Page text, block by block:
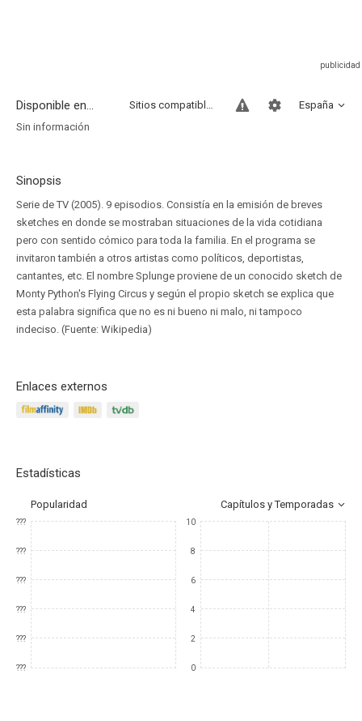
Disponible en... España
Sitios compatibles
Sin información
Sinopsis
Serie de TV (2005). 9 episodios. Consistía en la emisión de breves
sketches en donde se mostraban situaciones de la vida cotidiana
pero con sentido cómico para toda la familia. En el programa se
invitaron también a otros artistas como políticos, deportistas,
cantantes, etc. El nombre Splunge proviene de un conocido sketch de
Monty Python's Flying Circus y según el propio sketch se explica que
esta palabra significa que no es ni bueno ni malo, ni tampoco
indeciso. (Fuente: Wikipedia)
Enlaces externos
Estadísticas
Popularidad Capítulos y Temporadas
???
???
???
???
???
???
10
8
6
4
2
0